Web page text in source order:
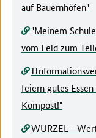
auf Bauernhöfen"
"Meinem
vom Feld zum
feiern gutes
Kompost!"
WURZEL -